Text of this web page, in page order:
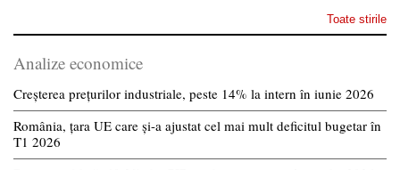
Toate stirile
Analize economice
Creșterea prețurilor industriale, peste 14% la intern în iunie 2026
România, țara UE care și-a ajustat cel mai mult deficitul bugetar în
T1 2026